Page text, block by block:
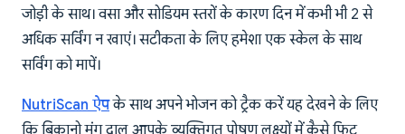
जोड़ी के साथ। वसा और सोडियम स्तरों के कारण दिन में कभी भी 2 से
अधिक सर्विंग न खाएं। सटीकता के लिए हमेशा एक स्केल के साथ
सर्विंग को मापें।
NutriScan ऐपके साथ अपने भोजन को ट्रैक करें यह देखने के लिए